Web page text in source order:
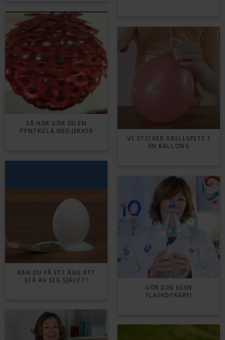
SÅ HÄR GÖR DU EN
PYNTKULA MED JEKKER
VI STICKER GRILLSPETT I
EN BALLONG
KAN DU FÅ ETT ÄGG ATT
STÅ AV SIG SJÄLVT?
GÖR DIN EGEN
FLASKDYKARE!